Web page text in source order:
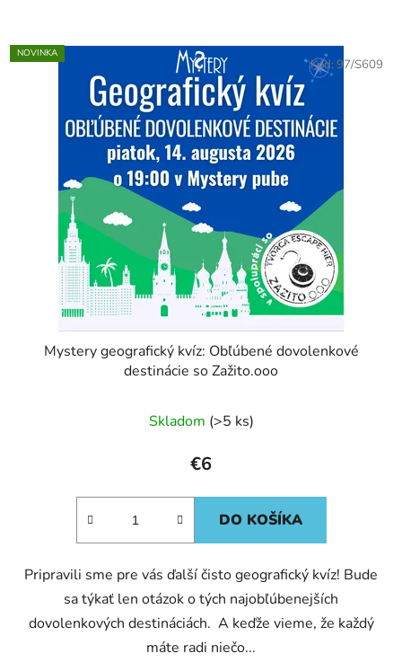
NOVINKA
Mystery geografický kvíz: Obľúbené dovolenkové
destinácie so Zažito.ooo
Skladom (>5 ks)
€6
DO KOŠÍKA
Pripravili sme pre vás ďalší čisto geografický kvíz! Bude
sa týkať len otázok o tých najobľúbenejších
dovolenkových destináciách. A keďže vieme, že každý
máte radi niečo...
Kód: 97/S609